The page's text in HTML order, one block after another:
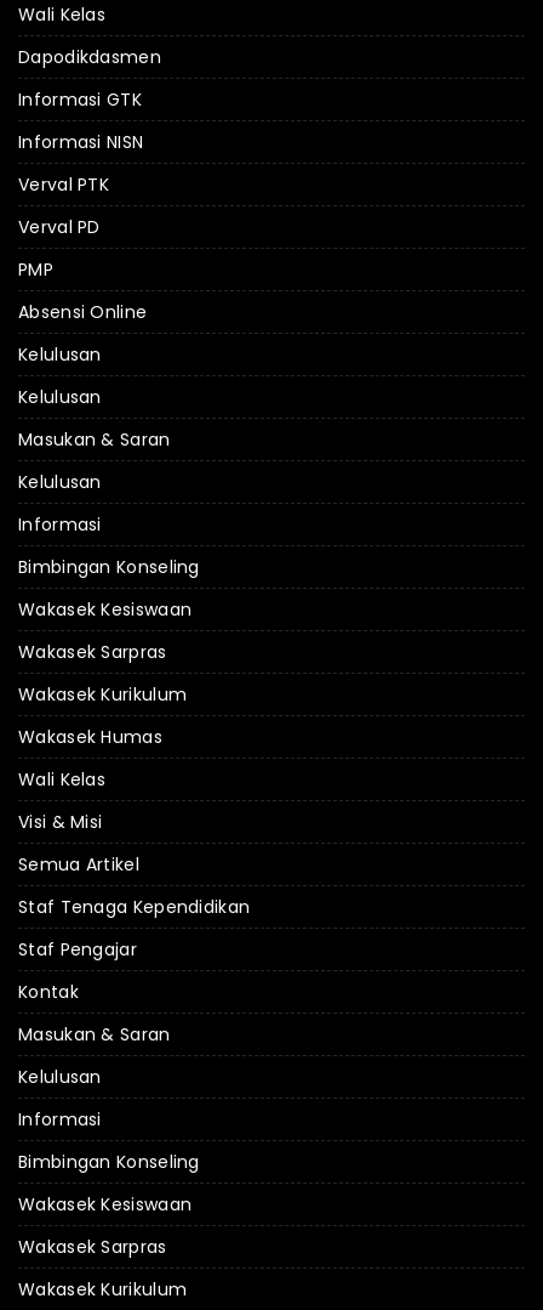
Wali Kelas
Dapodikdasmen
Informasi GTK
Informasi NISN
Verval PTK
Verval PD
PMP
Absensi Online
Kelulusan
Kelulusan
Masukan & Saran
Kelulusan
Informasi
Bimbingan Konseling
Wakasek Kesiswaan
Wakasek Sarpras
Wakasek Kurikulum
Wakasek Humas
Wali Kelas
Visi & Misi
Semua Artikel
Staf Tenaga Kependidikan
Staf Pengajar
Kontak
Masukan & Saran
Kelulusan
Informasi
Bimbingan Konseling
Wakasek Kesiswaan
Wakasek Sarpras
Wakasek Kurikulum